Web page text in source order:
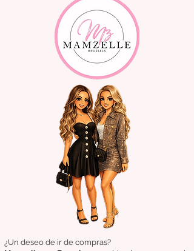
¿Un deseo de ir de compras?